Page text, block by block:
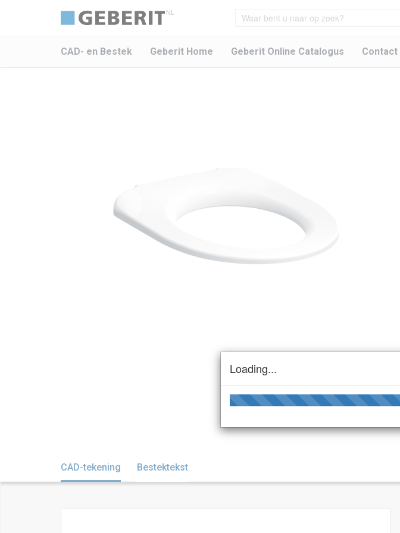
NL
CAD- en Bestek Geberit Home Geberit Online Catalogus Contact
CAD-tekening Bestektekst
Loading...